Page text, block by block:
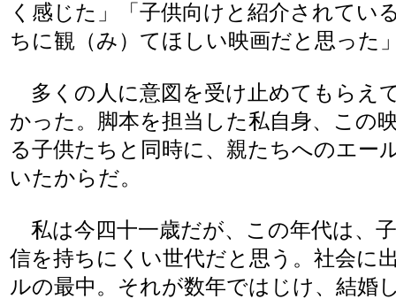
く感じた」「子供向けと紹介されてい
ちに観（み）てほしい映画だと思った
多くの人に意図を受け止めてもらえ
かった。脚本を担当した私自身、この
る子供たちと同時に、親たちへのエー
いたからだ。
私は今四十一歳だが、この年代は、
信を持ちにくい世代だと思う。社会に
ルの最中。それが数年ではじけ、結婚